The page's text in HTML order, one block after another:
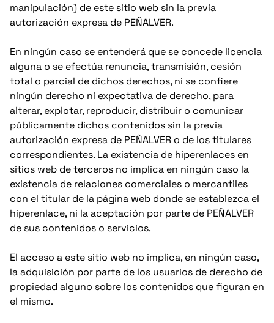
manipulación) de este sitio web sin la previa
autorización expresa de PEÑALVER.
En ningún caso se entenderá que se concede licencia
alguna o se efectúa renuncia, transmisión, cesión
total o parcial de dichos derechos, ni se confiere
ningún derecho ni expectativa de derecho, para
alterar, explotar, reproducir, distribuir o comunicar
públicamente dichos contenidos sin la previa
autorización expresa de PEÑALVER o de los titulares
correspondientes. La existencia de hiperenlaces en
sitios web de terceros no implica en ningún caso la
existencia de relaciones comerciales o mercantiles
con el titular de la página web donde se establezca el
hiperenlace, ni la aceptación por parte de PEÑALVER
de sus contenidos o servicios.
El acceso a este sitio web no implica, en ningún caso,
la adquisición por parte de los usuarios de derecho de
propiedad alguno sobre los contenidos que figuran en
el mismo.